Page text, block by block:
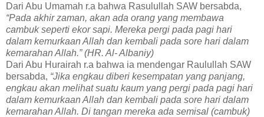
Dari Abu Umamah r.a bahwa Rasulullah SAW bersabda,
“Pada akhir zaman, akan ada orang yang membawa
cambuk seperti ekor sapi. Mereka pergi pada pagi hari
dalam kemurkaan Allah dan kembali pada sore hari dalam
kemarahan Allah.” (HR. Al- Albaniy)
Dari Abu Hurairah r.a bahwa ia mendengar Raulullah SAW
bersabda, “Jika engkau diberi kesempatan yang panjang,
engkau akan melihat suatu kaum yang pergi pada pagi hari
dalam kemurkaan Allah dan kembali pada sore hari dalam
kemarahan Allah. Di tangan mereka ada semisal (cambuk)